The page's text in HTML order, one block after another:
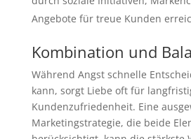
Angebote für treue Kunden
Kombination und
Während Angst schnelle
kann, sorgt Liebe oft für
Kundenzufriedenheit. Eine
Marketingstrategie, die beide